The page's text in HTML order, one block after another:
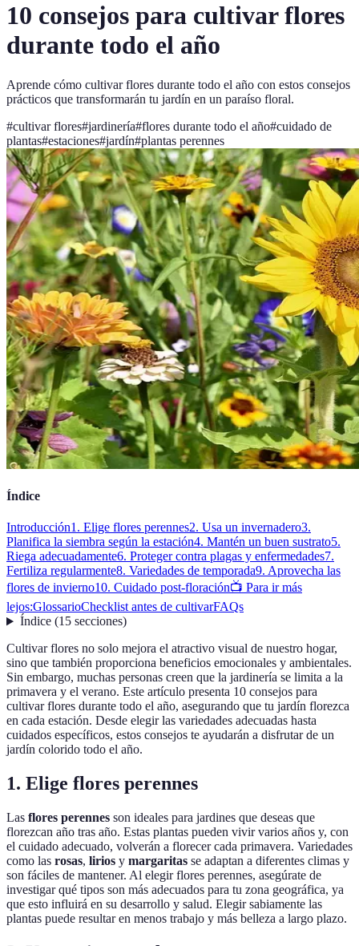
10 consejos para cultivar flores
durante todo el año
Aprende cómo cultivar flores durante todo el año con estos consejos
prácticos que transformarán tu jardín en un paraíso floral.
#cultivar flores#jardinería#flores durante todo el año#cuidado de
plantas#estaciones#jardín#plantas perennes
Índice
Introducción1. Elige flores perennes2. Usa un invernadero3.
Planifica la siembra según la estación4. Mantén un buen sustrato5.
Riega adecuadamente6. Proteger contra plagas y enfermedades7.
Fertiliza regularmente8. Variedades de temporada9. Aprovecha las
flores de invierno10. Cuidado post-floración📺 Para ir más
lejos:GlossarioChecklist antes de cultivarFAQs
Índice(15 secciones)
Cultivar flores no solo mejora el atractivo visual de nuestro hogar,
sino que también proporciona beneficios emocionales y ambientales.
Sin embargo, muchas personas creen que la jardinería se limita a la
primavera y el verano. Este artículo presenta 10 consejos para
cultivar flores durante todo el año, asegurando que tu jardín florezca
en cada estación. Desde elegir las variedades adecuadas hasta
cuidados específicos, estos consejos te ayudarán a disfrutar de un
jardín colorido todo el año.
1. Elige flores perennes
Las flores perennes son ideales para jardines que deseas que
florezcan año tras año. Estas plantas pueden vivir varios años y, con
el cuidado adecuado, volverán a florecer cada primavera. Variedades
como las rosas, lirios y margaritas se adaptan a diferentes climas y
son fáciles de mantener. Al elegir flores perennes, asegúrate de
investigar qué tipos son más adecuados para tu zona geográfica, ya
que esto influirá en su desarrollo y salud. Elegir sabiamente las
plantas puede resultar en menos trabajo y más belleza a largo plazo.